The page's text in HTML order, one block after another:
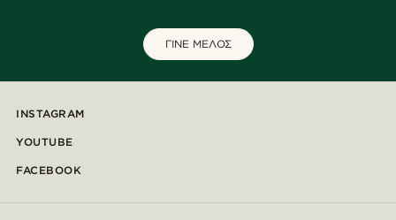
ΓΙΝΕ ΜΕΛΟΣ
INSTAGRAM
YOUTUBE
FACEBOOK